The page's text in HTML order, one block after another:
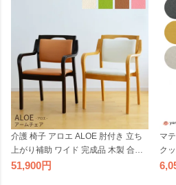
介護 椅子 アロエ ALOE 肘付き 立ち
上がり補助 ワイド 完成品 木製 合皮
高齢者 ダイニングチェア 食堂椅子
51,900
マ
ク
チ